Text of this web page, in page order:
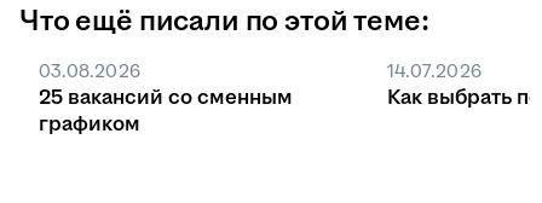
Что ещё писали по этой теме:
03.08.2026
25 вакансий со сменным
графиком
14.07.2026
Как выбрать